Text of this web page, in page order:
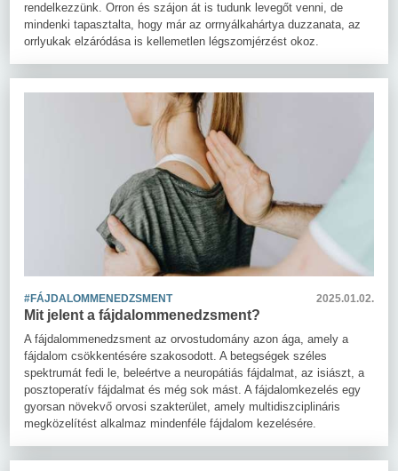
rendelkezzünk. Orron és szájon át is tudunk levegőt venni, de
mindenki tapasztalta, hogy már az orrnyálkahártya duzzanata, az
orrlyukak elzáródása is kellemetlen légszomjérzést okoz.
#FÁJDALOMMENEDZSMENT 2025.01.02.
Mit jelent a fájdalommenedzsment?
A fájdalommenedzsment az orvostudomány azon ága, amely a
fájdalom csökkentésére szakosodott. A betegségek széles
spektrumát fedi le, beleértve a neuropátiás fájdalmat, az isiászt, a
posztoperatív fájdalmat és még sok mást. A fájdalomkezelés egy
gyorsan növekvő orvosi szakterület, amely multidiszciplináris
megközelítést alkalmaz mindenféle fájdalom kezelésére.